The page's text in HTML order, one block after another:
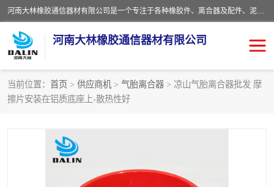
河南大林橡胶通信器材有限公司是一个专注于各种橡胶件、离合器及配件、泥浆泵及配件等产品设计制造和加工的企业。产品应用于矿山、冶金、石油、钢铁、化工、水泥、船舶、造纸、通用机械等各种大功率机械传动或制动装置。
河南大林橡胶通信器材有限公司
当前位置： 首页 > 供应商机 > 气胎离合器 > 凉山气胎离合器批发 摩
擦片安装在铝质底座上-散热性好
推盘离合器
VC离合器
PO隔膜离合器